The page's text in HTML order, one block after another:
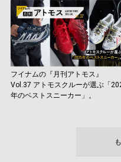
フイナムの『月刊アトモス』
Vol.37 アトモスクルーが選ぶ「
年のベストスニーカー」。